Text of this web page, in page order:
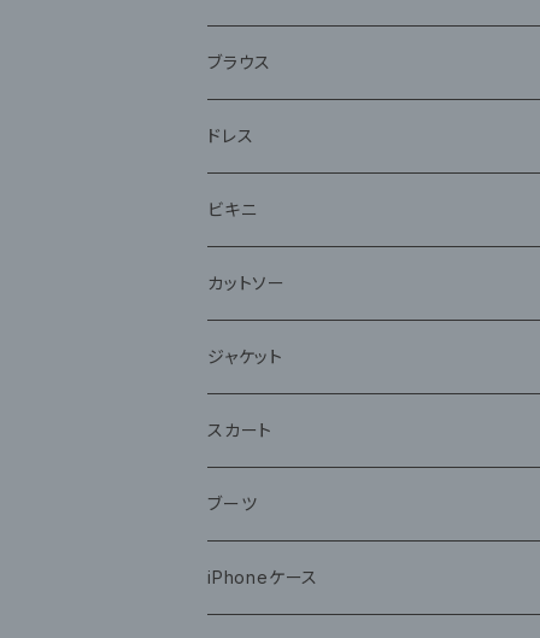
アンサンブル
ブラウス
ドレス
ビキニ
カットソー
ジャケット
スカート
ブーツ
iPhoneケース